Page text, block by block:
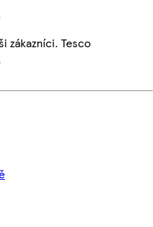
zákazníci. Tesco